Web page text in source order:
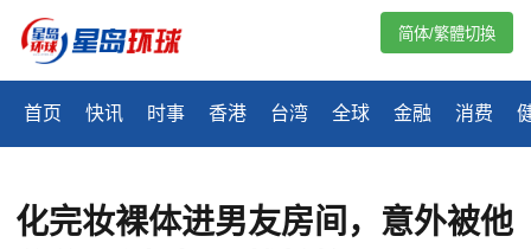
首页 快讯 时事 香港 台湾 全球 金融 消费
简体/繁體切換
化完妆裸体进男友房间，意外被他